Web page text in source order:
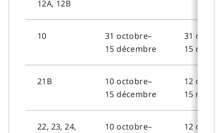
12A, 12B
10
31 octobre–
15 décembre
31
15
21B
10 octobre–
15 décembre
12
15
22, 23, 24,
10 octobre–
12